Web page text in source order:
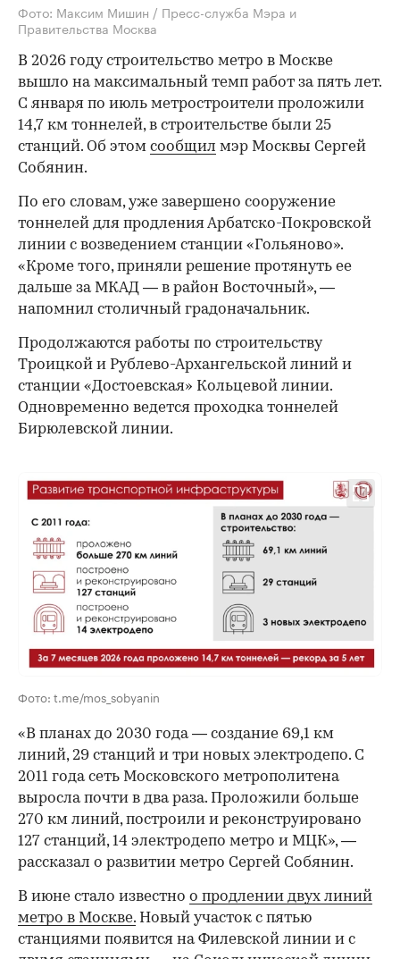
Фото: Максим Мишин / Пресс-служба Мэра и
Правительства Москва
В 2026 году строительство метро в Москве
вышло на максимальный темп работ за пять лет.
С января по июль метростроители проложили
14,7 км тоннелей, в строительстве были 25
станций. Об этом сообщил мэр Москвы Сергей
Собянин.
По его словам, уже завершено сооружение
тоннелей для продления Арбатско-Покровской
линии с возведением станции «Гольяново».
«Кроме того, приняли решение протянуть ее
дальше за МКАД — в район Восточный», —
напомнил столичный градоначальник.
Продолжаются работы по строительству
Троицкой и Рублево-Архангельской линий и
станции «Достоевская» Кольцевой линии.
Одновременно ведется проходка тоннелей
Бирюлевской линии.
00:00 /
Фото: t.me/mos_sobyanin
«В планах до 2030 года — создание 69,1 км
линий, 29 станций и три новых электродепо. С
2011 года сеть Московского метрополитена
выросла почти в два раза. Проложили больше
270 км линий, построили и реконструировано
127 станций, 14 электродепо метро и МЦК», —
рассказал о развитии метро Сергей Собянин.
В июне стало известно о продлении двух линий
метро в Москве. Новый участок с пятью
станциями появится на Филевской линии и с